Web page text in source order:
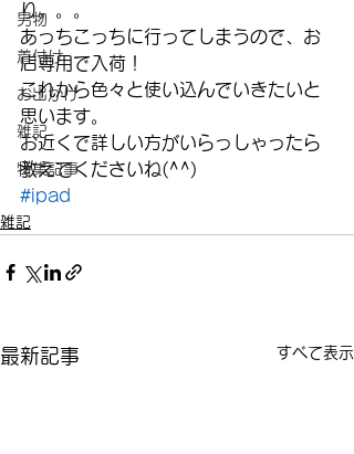
男物
着付け
お出かけ
雑記
特集記事
り。。。
あっちこっちに行ってしまうので、お
店専用で入荷！
これから色々と使い込んでいきたいと
思います。
お近くで詳しい方がいらっしゃったら
教えてくださいね(^^)
#ipad
雑記
最新記事 すべて表示